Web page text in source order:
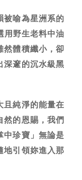
被喻為星洲系的
用野生老料中油
然體積纖小，卻
深邃的沉水級黑
且純淨的能量在
然的恩賜，我們
中珍寶」無論是
地引領妳進入那